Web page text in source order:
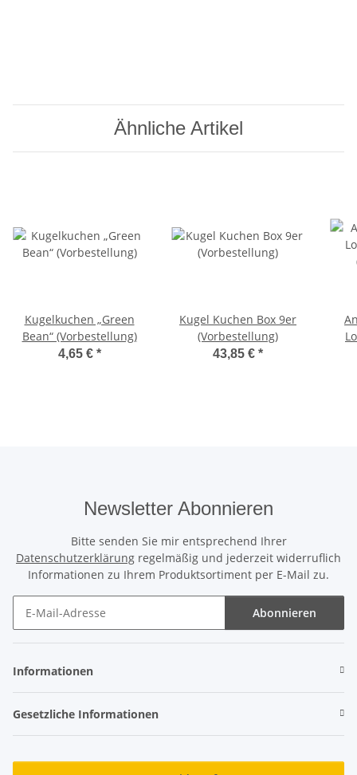
Ähnliche Artikel
Kugelkuchen „Green
Bean“ (Vorbestellung)
4,65 € *
Kugel Kuchen Box 9er
(Vorbestellung)
43,85 € *
Newsletter Abonnieren
Bitte senden Sie mir entsprechend Ihrer
Datenschutzerklärung regelmäßig und jederzeit widerruflich
Informationen zu Ihrem Produktsortiment per E-Mail zu.
Abonnieren
Informationen
Gesetzliche Informationen